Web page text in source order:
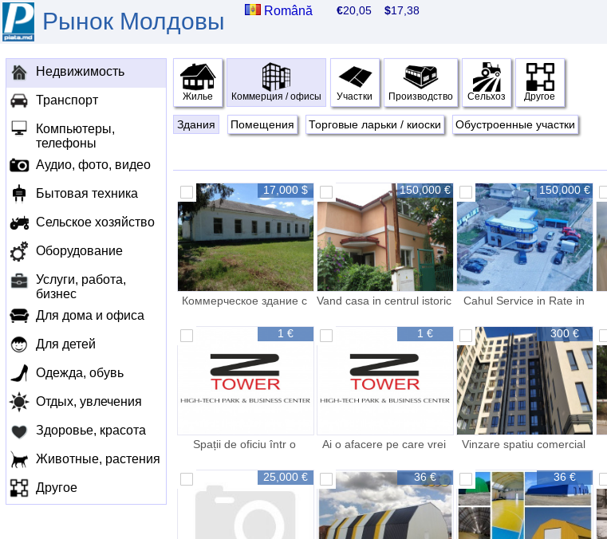
Рынок Молдовы Română €20,05$17,38
Недвижимость
Транспорт
Компьютеры,
телефоны
Аудио, фото, видео
Бытовая техника
Сельское хозяйство
Оборудование
Услуги, работа,
бизнес
Для дома и офиса
Для детей
Одежда, обувь
Отдых, увлечения
Здоровье, красота
Животные, растения
Другое
Жилье Коммерция / офисы Участки Производство Сельхоз Другое
Здания Помещения Торговые ларьки / киоски Обустроенные участки
17,000 $
Коммерческое здание с
150,000 €
Vand casa in centrul istoric
150,000 €
Cahul Service in Rate in
1 €
Spații de oficiu într o
1 €
Ai o afacere pe care vrei
succes
300 €
Vinzare spatiu comercial
25,000 € 36 € 36 €